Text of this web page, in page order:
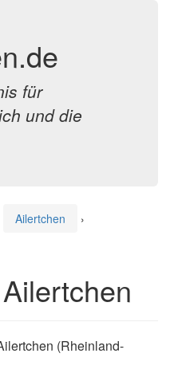
für
und die
Ailertchen
›
(Rheinland-